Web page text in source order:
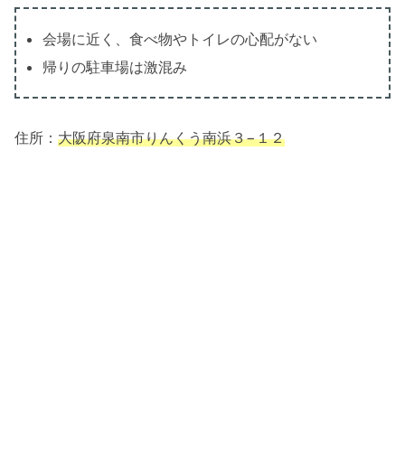
会場に近く、食べ物やトイレの心配がない
帰りの駐車場は激混み
住所： 大阪府泉南市りんくう南浜３−１２